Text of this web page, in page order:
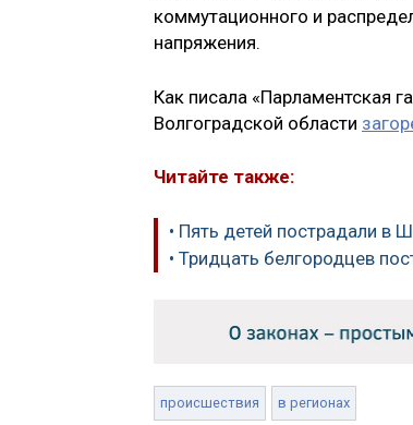
коммутационного и
напряжения.
Как писала «Парламентская
Волгоградской области
Читайте также:
• Пять детей пострадали в
• Тридцать белгородцев
происшествия в регионах